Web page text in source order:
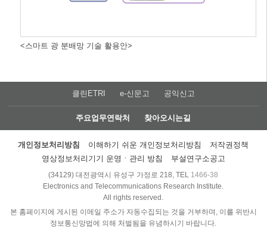
<스마트 광 분배망 기술 활용안>
클린ETRI e-신문고 공익신고
주요업무연락처 찾아오시는길
개인정보처리방침 이해하기 쉬운 개인정보처리방침
저작권정책
영상정보처리기기 운영ㆍ관리 방침
부설연구소공고
(34129) 대전광역시 유성구 가정로 218, TEL 1466-38
Electronics and Telecommunications Research Institute.
All rights reserved.
본 홈페이지에 게시된 이메일 주소가 자동수집되는 것을 거부하며, 이를 위반시
정보통신망법에 의해 처벌됨을 유념하시기 바랍니다.